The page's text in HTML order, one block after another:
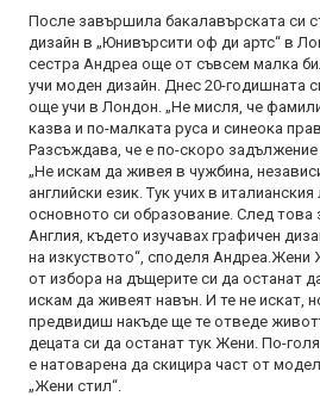
После завършила бакалавърската си
дизайн в „Юнивърсити оф ди артс“ в
сестра Андреа още от съвсем малка
учи моден дизайн. Днес 20-годишната
още учи в Лондон. „Не мисля, че
казва и по-малката руса и синеока
Разсъждава, че е по-скоро
„Не искам да живея в чужбина,
английски език. Тук учих в
основното си образование. След това
Англия, където изучавах графичен
на изкуството“, споделя
от избора на дъщерите си да останат
искам да живеят навън. И те не искат,
предвидиш накъде ще те отведе
децата си да останат тук Жени. По-
е натоварена да скицира част от
„Жени стил“.